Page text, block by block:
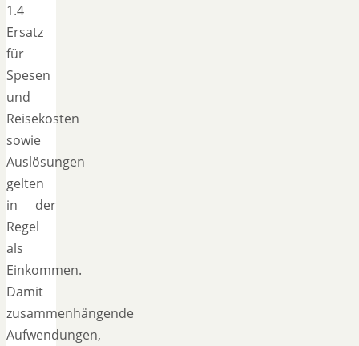
1.4
Ersatz
für
Spesen
und
Reisekosten
sowie
Auslösungen
gelten
in der
Regel
als
Einkommen.
Damit
zusammenhängende
Aufwendungen,